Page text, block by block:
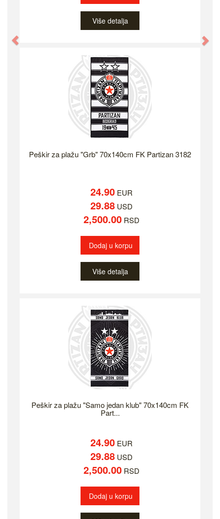
Više detalja
Peškir za plažu "Grb" 70x140cm FK Partizan 3182
24.90EUR
29.88USD
2,500.00RSD
Dodaj u korpu
Više detalja
Peškir za plažu "Samo jedan klub" 70x140cm FK
Part...
24.90EUR
29.88USD
2,500.00RSD
Dodaj u korpu